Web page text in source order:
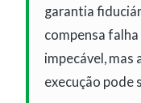
garantia
compensa
impecável, mas
execução pode